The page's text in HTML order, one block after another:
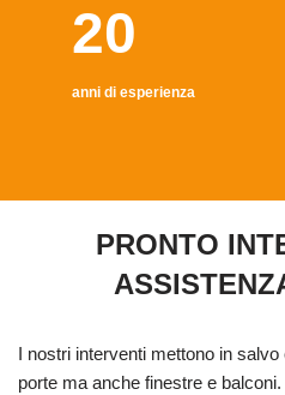
20
anni di esperienza
PRONTO
I nostri interventi mettono in
porte ma anche finestre e balconi.